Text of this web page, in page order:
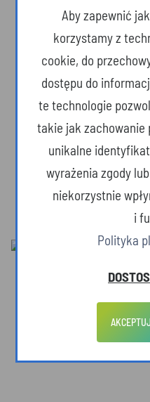
Dzika
Aby zapewnić
korzystamy z
cookie, do
dostępu do
te technologie
takie jak zachowanie
unikalne
wyrażenia zgody
niekorzystnie
i
Polityka